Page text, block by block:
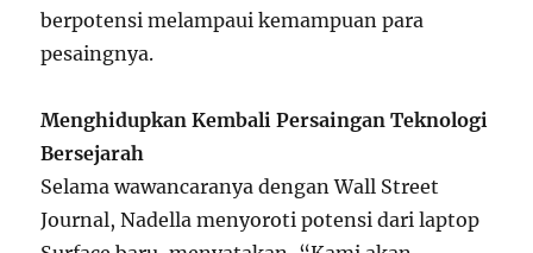
berpotensi melampaui kemampuan para
pesaingnya.
Menghidupkan Kembali Persaingan Teknologi
Bersejarah
Selama wawancaranya dengan Wall Street
Journal, Nadella menyoroti potensi dari laptop